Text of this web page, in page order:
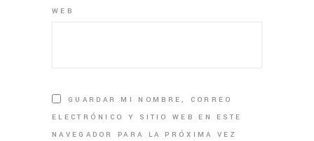
WEB
GUARDAR MI NOMBRE, CORREO
ELECTRÓNICO Y SITIO WEB EN ESTE
NAVEGADOR PARA LA PRÓXIMA VEZ